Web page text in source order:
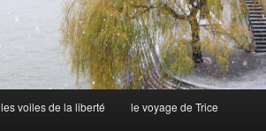
les voiles de la liberté le voyage de Trice